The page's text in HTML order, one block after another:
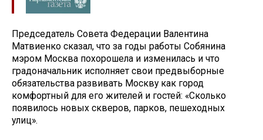
Председатель Совета Федерации Валентина
Матвиенко сказал, что за годы работы Собянина
мэром Москва похорошела и изменилась и что
градоначальник исполняет свои предвыборные
обязательства развивать Москву как город
комфортный для его жителей и гостей: «Сколько
появилось новых скверов, парков, пешеходных
улиц».